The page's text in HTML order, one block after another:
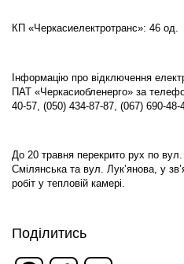
КП «Черкасиелектротранс»: 46 од.
Інформацію про відключення
ПАТ «Черкасиобленерго» за
40-57, (050) 434-87-87, (067) 690-48-
До 20 травня перекрито рух по вул.
Смілянська та вул. Лук’янова, у
робіт у тепловій камері.
Поділитись